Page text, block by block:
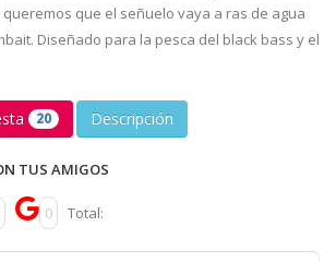
que el señuelo vaya a ras de agua
Diseñado para la pesca del black bass y el
20 Descripción
TUS AMIGOS
0 Total: